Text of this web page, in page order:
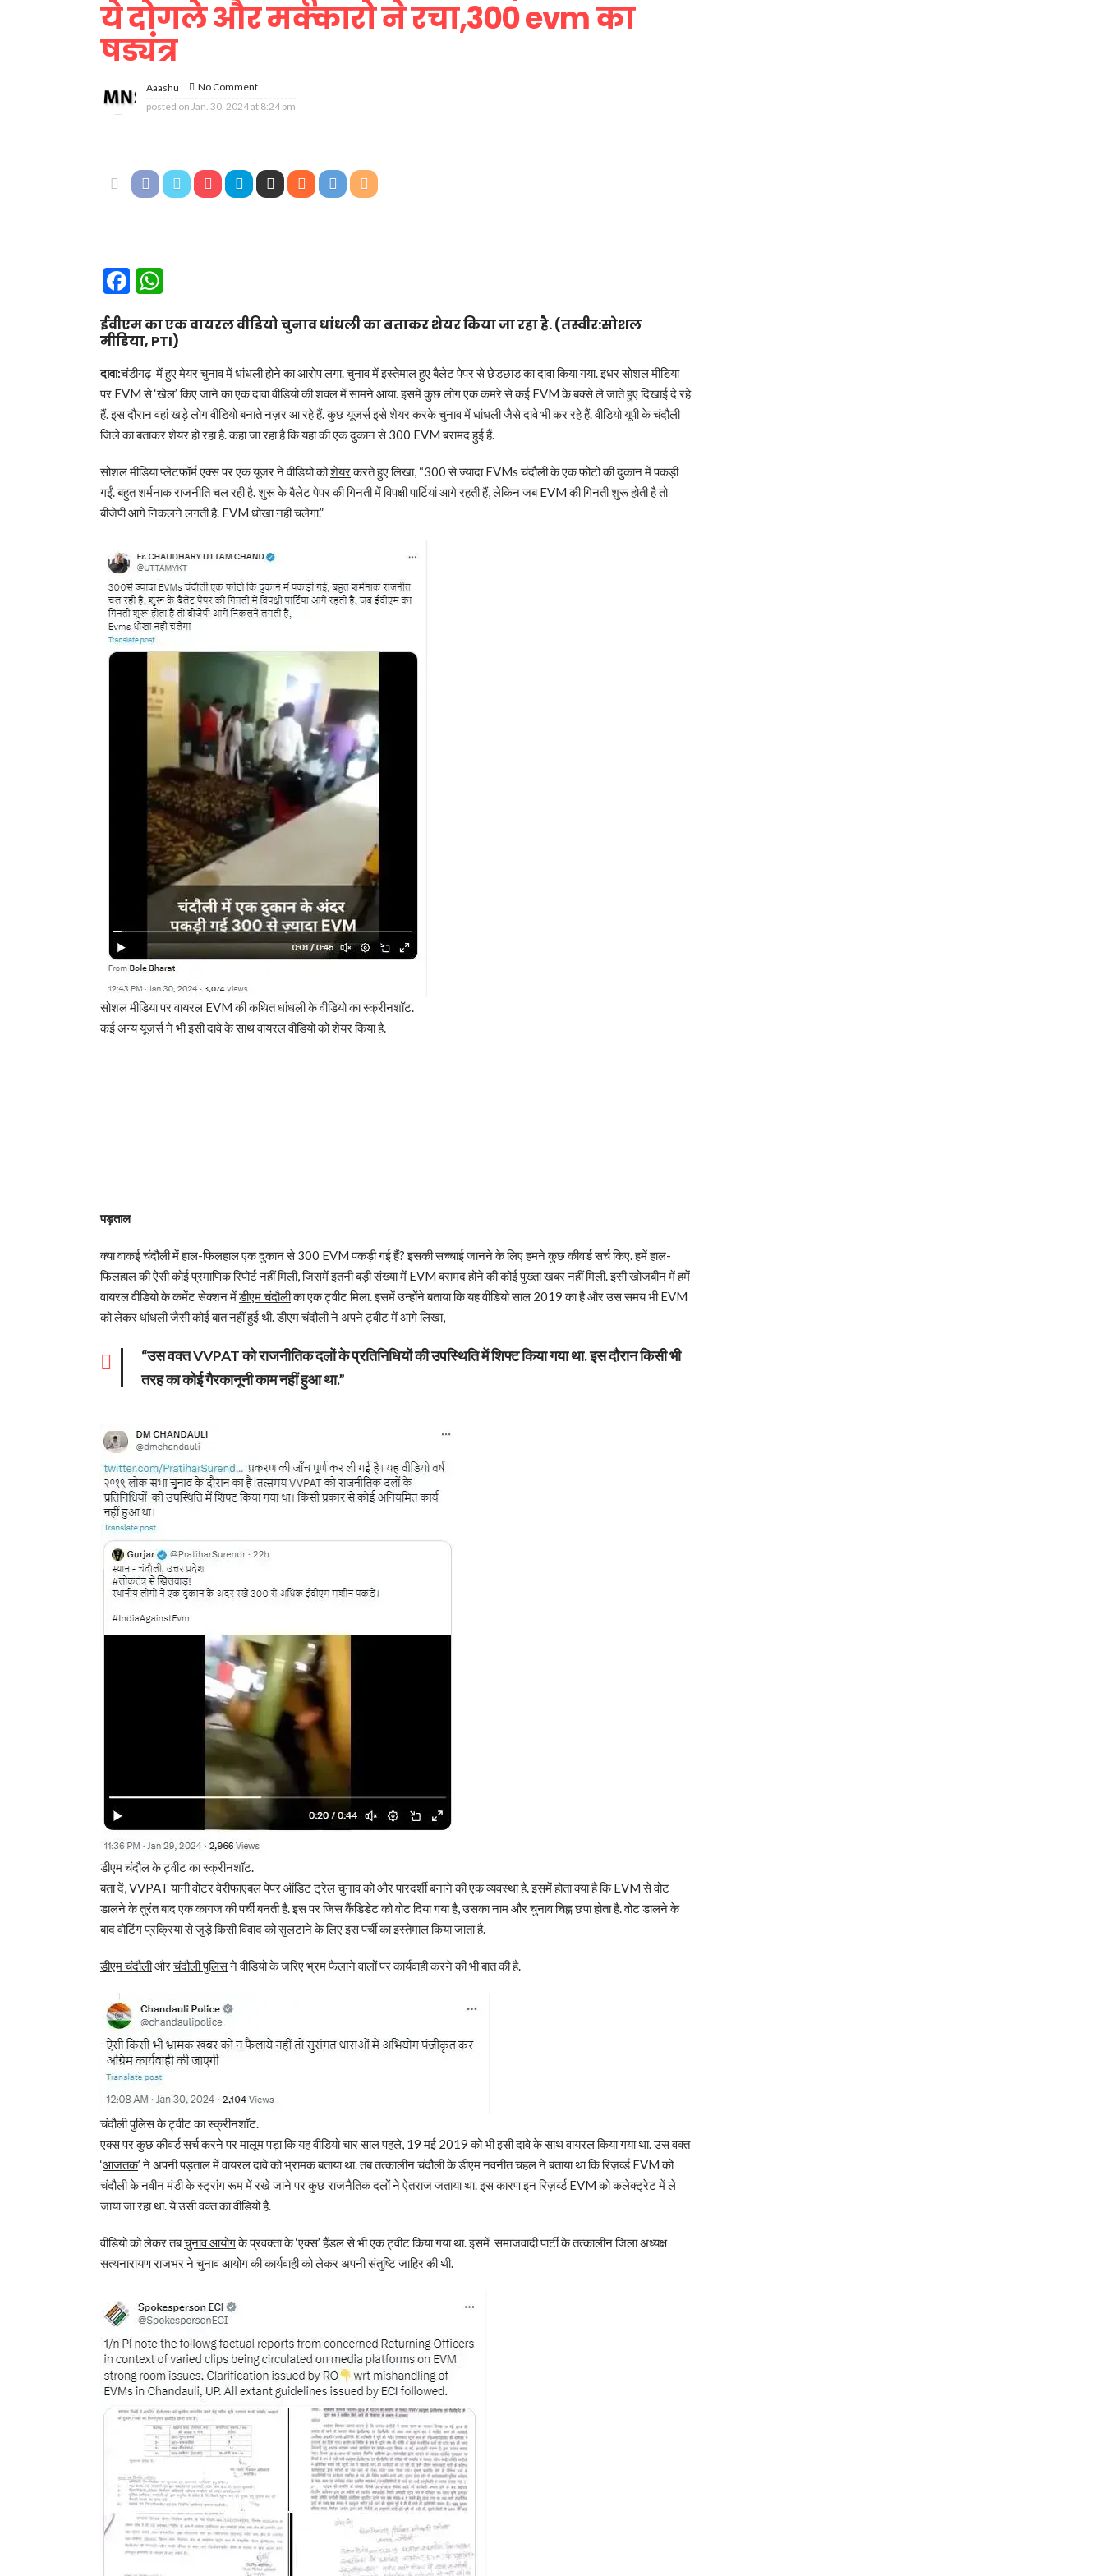
ये दोगले और मक्कारो ने रचा,300 evm का
षड्यंत्र
Aaashu
No Comment
posted on Jan. 30, 2024 at 8:24 pm
Facebook
ईवीएम का एक वायरल वीडियो चुनाव धांधली का बताकर शेयर किया जा रहा है. (तस्वीर:सोशल
मीडिया, PTI)
दावा:चंडीगढ़ में हुए मेयर चुनाव में धांधली होने का आरोप लगा. चुनाव में इस्तेमाल हुए बैलेट पेपर से छेड़छाड़ का दावा किया गया. इधर सोशल मीडिया
पर EVM से ‘खेल’ किए जाने का एक दावा वीडियो की शक्ल में सामने आया. इसमें कुछ लोग एक कमरे से कई EVM के बक्से ले जाते हुए दिखाई दे रहे
हैं. इस दौरान वहां खड़े लोग वीडियो बनाते नज़र आ रहे हैं. कुछ यूजर्स इसे शेयर करके चुनाव में धांधली जैसे दावे भी कर रहे हैं. वीडियो यूपी के चंदौली
जिले का बताकर शेयर हो रहा है. कहा जा रहा है कि यहां की एक दुकान से 300 EVM बरामद हुई हैं.
सोशल मीडिया प्लेटफॉर्म एक्स पर एक यूजर ने वीडियो कोशेयरकरते हुए लिखा, “300 से ज्यादा EVMs चंदौली के एक फोटो की दुकान में पकड़ी
गईं. बहुत शर्मनाक राजनीति चल रही है. शुरू के बैलेट पेपर की गिनती में विपक्षी पार्टियां आगे रहती हैं, लेकिन जब EVM की गिनती शुरू होती है तो
बीजेपी आगे निकलने लगती है. EVM धोखा नहीं चलेगा.”
सोशल मीडिया पर वायरल EVM की कथित धांधली के वीडियो का स्क्रीनशॉट.
कई अन्य यूजर्स ने भी इसी दावे के साथ वायरल वीडियो को शेयर किया है.
पड़ताल
क्या वाकई चंदौली में हाल-फिलहाल एक दुकान से 300 EVM पकड़ी गई हैं? इसकी सच्चाई जानने के लिए हमने कुछ कीवर्ड सर्च किए. हमें हाल-
फिलहाल की ऐसी कोई प्रमाणिक रिपोर्ट नहीं मिली, जिसमें इतनी बड़ी संख्या में EVM बरामद होने की कोई पुख्ता खबर नहीं मिली. इसी खोजबीन में हमें
वायरल वीडियो के कमेंट सेक्शन मेंडीएम चंदौलीका एक ट्वीट मिला. इसमें उन्होंने बताया कि यह वीडियो साल 2019 का है और उस समय भी EVM
को लेकर धांधली जैसी कोई बात नहीं हुई थी. डीएम चंदौली ने अपने ट्वीट में आगे लिखा,
“उस वक्त VVPAT को राजनीतिक दलों के प्रतिनिधियों की उपस्थिति में शिफ्ट किया गया था. इस दौरान किसी भी
तरह का कोई गैरकानूनी काम नहीं हुआ था.”
डीएम चंदौल के ट्वीट का स्क्रीनशॉट.
बता दें, VVPAT यानी वोटर वेरीफाएबल पेपर ऑडिट ट्रेल चुनाव को और पारदर्शी बनाने की एक व्यवस्था है. इसमें होता क्या है कि EVM से वोट
डालने के तुरंत बाद एक कागज की पर्ची बनती है. इस पर जिस कैंडिडेट को वोट दिया गया है, उसका नाम और चुनाव चिह्न छपा होता है. वोट डालने के
बाद वोटिंग प्रक्रिया से जुड़े किसी विवाद को सुलटाने के लिए इस पर्ची का इस्तेमाल किया जाता है.
डीएम चंदौलीऔरचंदौली पुलिसने वीडियो के जरिए भ्रम फैलाने वालों पर कार्यवाही करने की भी बात की है.
चंदौली पुलिस के ट्वीट का स्क्रीनशॉट.
एक्स पर कुछ कीवर्ड सर्च करने पर मालूम पड़ा कि यह वीडियोचार साल पहले, 19 मई 2019 को भी इसी दावे के साथ वायरल किया गया था. उस वक्त
‘आजतक’ ने अपनी पड़ताल में वायरल दावे को भ्रामक बताया था. तब तत्कालीन चंदौली के डीएम नवनीत चहल ने बताया था कि रिज़र्व्ड EVM को
चंदौली के नवीन मंडी के स्ट्रांग रूम में रखे जाने पर कुछ राजनैतिक दलों ने ऐतराज जताया था. इस कारण इन रिज़र्व्ड EVM को कलेक्ट्रेट में ले
जाया जा रहा था. ये उसी वक्त का वीडियो है.
वीडियो को लेकर तबचुनाव आयोगके प्रवक्ता के ‘एक्स’ हैंडल से भी एक ट्वीट किया गया था. इसमें समाजवादी पार्टी के तत्कालीन जिला अध्यक्ष
सत्यनारायण राजभर ने चुनाव आयोग की कार्यवाही को लेकर अपनी संतुष्टि जाहिर की थी.